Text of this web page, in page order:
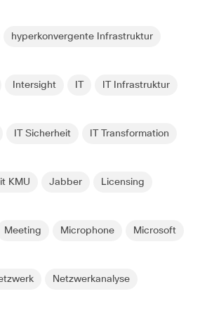
hyperkonvergente Infrastruktur
Intersight IT IT Infrastruktur
IT Sicherheit IT Transformation
KMU Jabber Licensing
Meeting Microphone Microsoft
Netzwerkanalyse